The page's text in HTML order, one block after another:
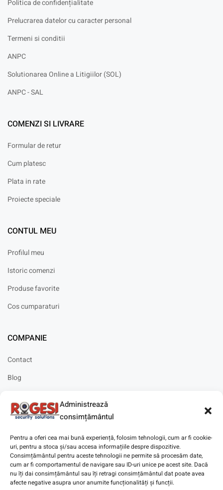
Administrează
consimțământul
Pentru a oferi cea mai bună experiență, folosim tehnologii, cum ar fi cookie-
uri, pentru a stoca și/sau accesa informațiile despre dispozitive.
Consimțământul pentru aceste tehnologii ne permite să procesăm date,
cum ar fi comportamentul de navigare sau ID-uri unice pe acest site. Dacă
nu îți dai consimțământul sau îți retragi consimțământul dat poate avea
afecte negative asupra unor anumite funcționalități și funcții.
Politica de confidențialitate
Prelucrarea datelor cu caracter personal
Termeni si conditii
ANPC
Solutionarea Online a Litigiilor (SOL)
ANPC - SAL
COMENZI SI LIVRARE
Formular de retur
Cum platesc
Plata in rate
Proiecte speciale
CONTUL MEU
Profilul meu
Istoric comenzi
Produse favorite
Cos cumparaturi
COMPANIE
Contact
Blog
Solicitare instalare
Copyright © 2025Digitaz.